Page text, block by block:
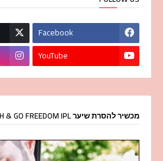
Facebook
YouTube
מכשיר להסרת שיער SILKN FLASH & GO FREEDOM IPL